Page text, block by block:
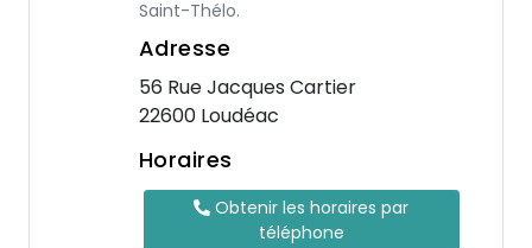
Saint-Thélo.
Adresse
56 Rue Jacques Cartier
22600 Loudéac
Horaires
Obtenir les horaires par
téléphone